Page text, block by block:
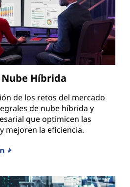
Híbrida
de los retos del mercado
de nube híbrida y
que optimicen las
mejoren la eficiencia.